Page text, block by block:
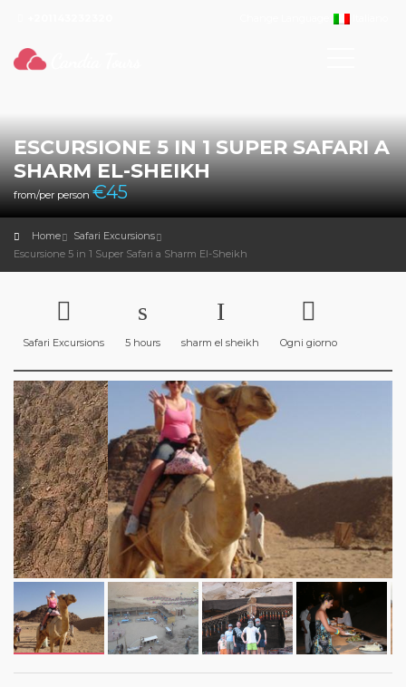
Italiano
ESCURSIONE 5 IN 1 SUPER SAFARI A
SHARM EL-SHEIKH
from/per person €45
Home
Safari Excursions
Escursione 5 in 1 Super Safari a Sharm El-Sheikh
Safari Excursions 5 hours sharm el sheikh Ogni giorno